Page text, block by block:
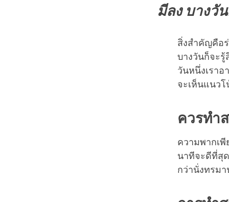
มีลง บางวั
สิ่งสำคัญคือ
บางวันก็จะรู้
วันหนึ่งเราอ
จะเห็นแนว
ควรทำ
ความพากเ
นาทีจะดีที่สุ
กว่านั่งทรม